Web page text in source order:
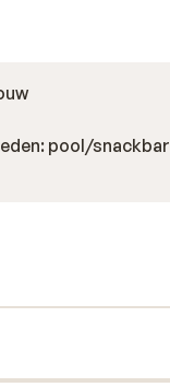
pool/snackbar